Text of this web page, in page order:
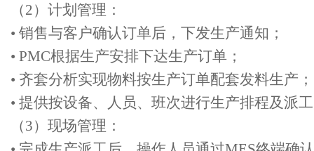
（2）计划管理：
• 销售与客户确认订单后，下发生产通知；
• PMC根据生产安排下达生产订单；
• 齐套分析实现物料按生产订单配套发料生产；
• 提供按设备、人员、班次进行生产排程及派
（3）现场管理：